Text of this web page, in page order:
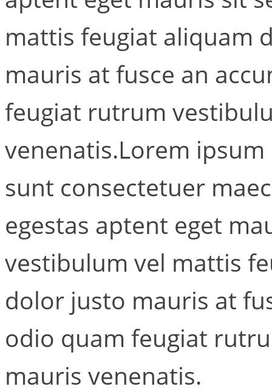
mattis feugiat aliquam
mauris at fusce an
feugiat rutrum
venenatis.Lorem
sunt consectetuer
egestas aptent eget
vestibulum vel mattis
dolor justo mauris at
odio quam feugiat
mauris venenatis.